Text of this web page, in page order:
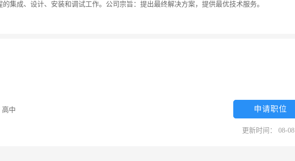
集成、设计、安装和调试工作。公司宗旨：提出最终解决方案，提供最优技术服务。
高中 申请职位
更新时间： 08-08